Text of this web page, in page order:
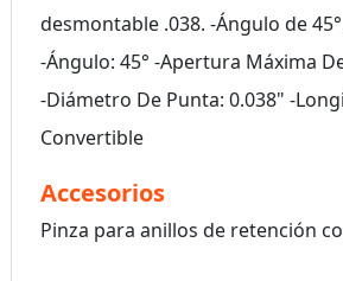
desmontable .038. -Ángulo de
-Ángulo: 45° -Apertura Máxima
-Diámetro De Punta: 0.038" -
Convertible
Accesorios
Pinza para anillos de retención